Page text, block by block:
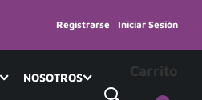
Registrarse Iniciar Sesión
NOSOTROS Carrito